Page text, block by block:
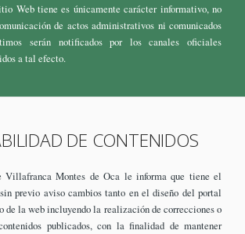
Web tiene es únicamente carácter informativo, no
de actos administrativos ni comunicados
serán notificados por los canales oficiales
a tal efecto.
DE CONTENIDOS
Villafranca Montes de Oca le informa que tiene el
previo aviso cambios tanto en el diseño del portal
de la web incluyendo la realización de correcciones o
publicados, con la finalidad de mantener